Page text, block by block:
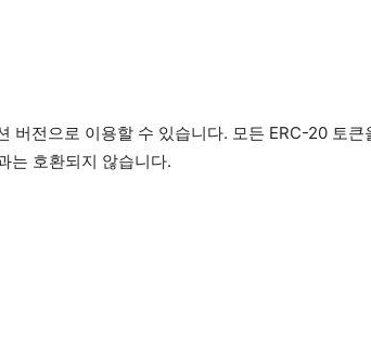
버전으로 이용할 수 있습니다. 모든 ERC-20 토큰
는 호환되지 않습니다.